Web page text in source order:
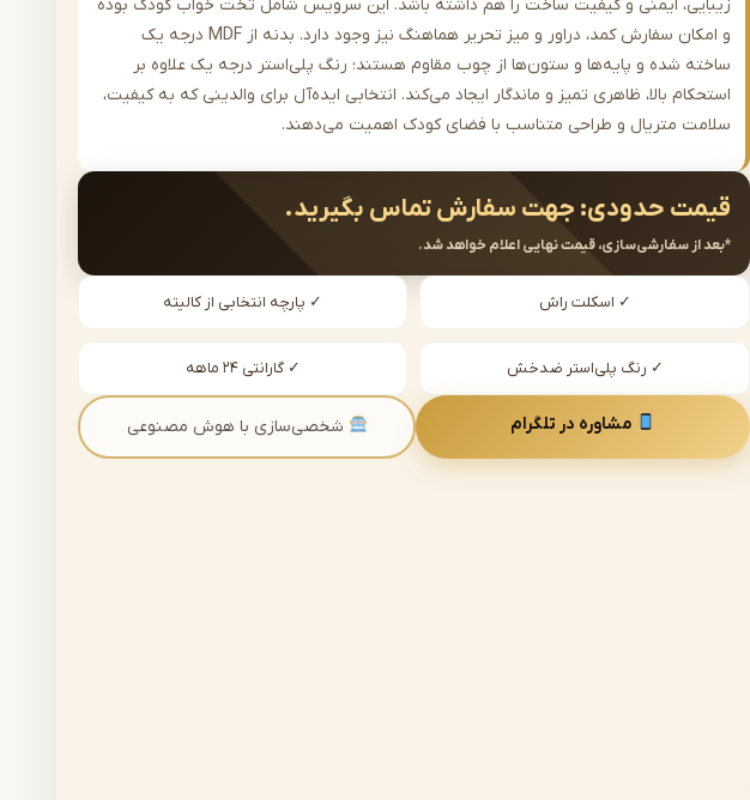
زیبایی، ایمنی و کیفیت ساخت را هم داشته باشد. این سرویس شامل تخت خواب کودک بوده
و امکان سفارش کمد، دراور و میز تحریر هماهنگ نیز وجود دارد. بدنه از MDF درجه یک
ساخته شده و پایه‌ها و ستون‌ها از چوب مقاوم هستند؛ رنگ پلی‌استر درجه یک علاوه بر
استحکام بالا، ظاهری تمیز و ماندگار ایجاد می‌کند. انتخابی ایده‌آل برای والدینی که به کیفیت،
سلامت متریال و طراحی متناسب با فضای کودک اهمیت می‌دهند.
قیمت حدودی: جهت سفارش تماس بگیرید.
*بعد از سفارشی‌سازی، قیمت نهایی اعلام خواهد شد.
✓ اسکلت راش ✓ پارچه انتخابی از کالیته
✓ رنگ پلی‌استر ضدخش ✓ گارانتی ۲۴ ماهه
مشاوره در تلگرام شخصی‌سازی با هوش مصنوعی